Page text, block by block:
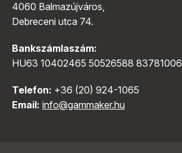
4060 Balmazújváros,
Debreceni utca 74.
Bankszámlaszám:
HU63 10402465 50526588 83781006
Telefon: +36 (20) 924-1065
Email: info@gammaker.hu